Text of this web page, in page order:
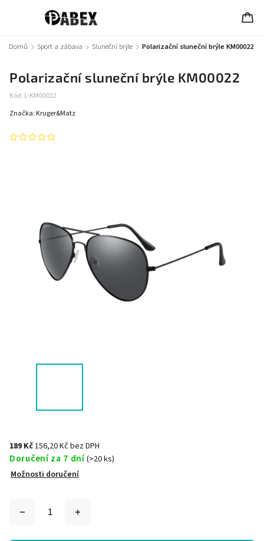
Domů / Sport a zábava / Sluneční brýle / Polarizační sluneční brýle KM00022
Polarizační sluneční brýle KM00022
Kód: L-KM00022
Značka: Kruger&Matz
189 Kč156,20 Kč bez DPH
Doručení za 7 dní(>20 ks)
Možnosti doručení